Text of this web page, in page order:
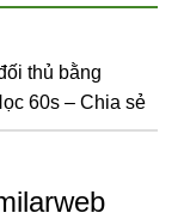
thủ bằng
60s – Chia sẻ